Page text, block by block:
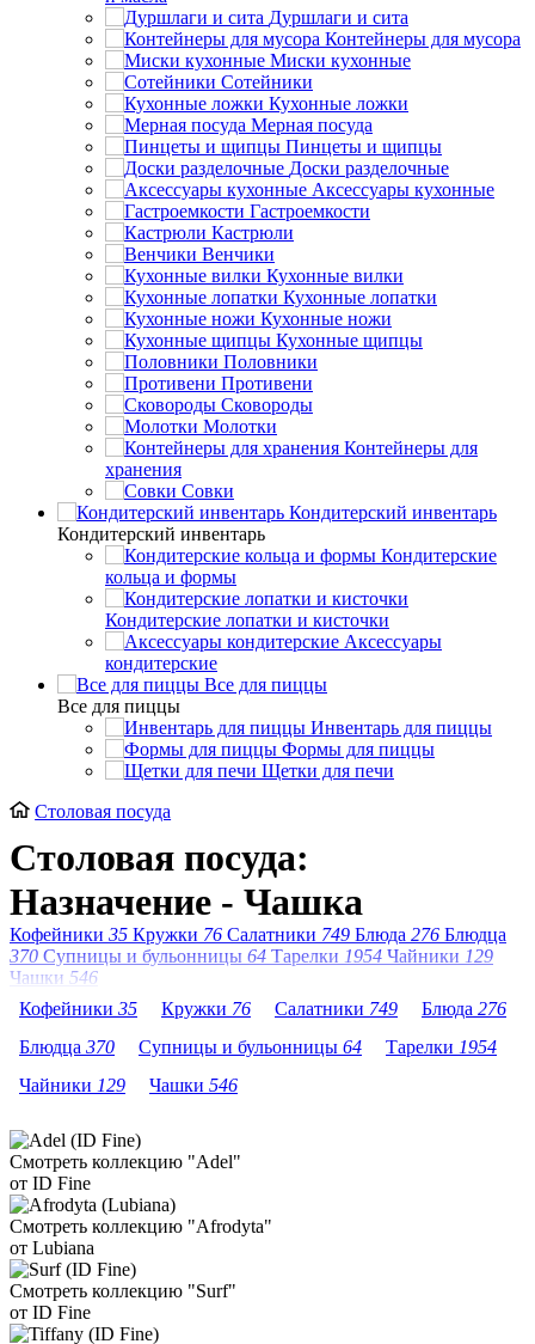
Дуршлаги и сита
Контейнеры для мусора
Миски кухонные
Сотейники
Кухонные ложки
Мерная посуда
Пинцеты и щипцы
Доски разделочные
Аксессуары кухонные
Гастроемкости
Кастрюли
Венчики
Кухонные вилки
Кухонные лопатки
Кухонные ножи
Кухонные щипцы
Половники
Противени
Сковороды
Молотки
Контейнеры для
хранения
Совки
Кондитерский инвентарь
Кондитерский инвентарь
Кондитерские
кольца и формы
Кондитерские лопатки и кисточки
Аксессуары
кондитерские
Все для пиццы
Все для пиццы
Инвентарь для пиццы
Формы для пиццы
Щетки для печи
Столовая посуда
Столовая посуда:
Назначение - Чашка
Кофейники 35 Кружки 76 Салатники 749 Блюда 276 Блюдца
370 Супницы и бульонницы 64 Тарелки 1954 Чайники 129
Чашки 546
Кофейники 35 Кружки 76 Салатники 749 Блюда 276
Блюдца 370 Супницы и бульонницы 64 Тарелки 1954
Чайники 129 Чашки 546
Смотреть коллекцию "Adel"
от ID Fine
Смотреть коллекцию "Afrodyta"
от Lubiana
Смотреть коллекцию "Surf"
от ID Fine